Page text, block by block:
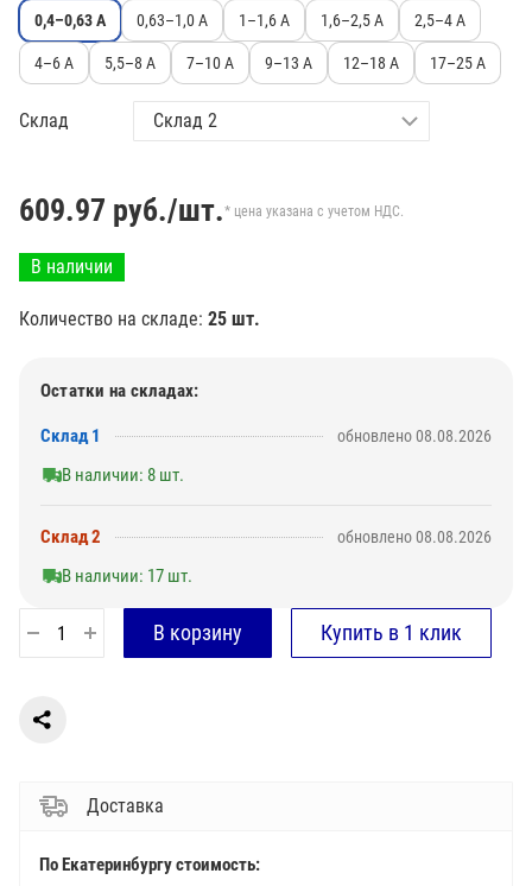
0,4–0,63 А 0,63–1,0 А 1–1,6 А 1,6–2,5 А 2,5–4 А
4–6 А 5,5–8 А 7–10 А 9–13 А 12–18 А 17–25 А
Склад
609.97 руб./шт.* цена указана с учетом НДС.
В наличии
Количество на складе: 25 шт.
Остатки на складах:
Склад 1 обновлено 08.08.2026
В наличии: 8 шт.
Склад 2 обновлено 08.08.2026
В наличии: 17 шт.
Доставка
По Екатеринбургу стоимость: